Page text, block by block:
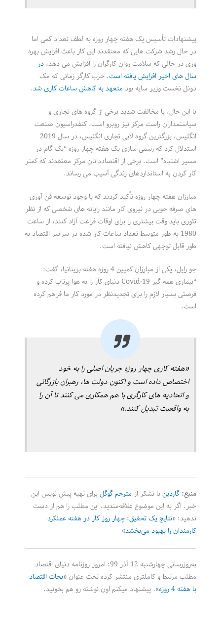
پیشنهادات تأسیس یک هفته چهار روزه به لطف تعداد کمی اما
در حال رشد شرکت هایی که معتقدند این کار باعث افزایش بهره
وری در حالی که سلامت روان کارگران را افزایش می دهد، در
سال های اخیر افزایش یافته است. حزب کارگر زمانی که مک
دونل نخست وزیر سایه بود متعهد به کاهش ساعات کاری شد.
با این حال، با مخالفت شدید برخی از گروه های تجاری و
سیاستمداران راست مرکز نیز روبرو است. کنفدراسیون صنعت
انگلیس، بزرگترین گروه لابی تجاری انگلیس، در سال 2019
استدلال کرد که رسمی سازی یک هفته چهار روزه “یک گام در
مسیر اشتباه” است. برخی از اقتصاددانان مرکز معتقدند که کمتر
کار کردن به استانداردهای زندگی آسیب می رساند.
مبارزان هفته چهار روزه تأکید کردند که با وجود توسعه فن آوری
های صرفه جویی در نیروی کار مانند رایانه های شخصی که از نظر
تئوری باید وقت بیشتری را برای اوقات فراغت آزاد کنند، از ساعت
1980 به طور متوسط ​​تعداد ساعات کار شده در سراسر اقتصاد به
طور قابل توجهی کاهش نیافته است.
جو رایل، یکی از مبارزان کمپین 4 روزه هفته بریتانیا، گفت:
“بیماری همه گیر Covid-19 دنیای کار را به هوا پرتاب کرده و
فرصتی بسیار لازم را برای تجدیدنظر در مورد کار ما فراهم کرده
است.
«هفته کاری چهار روزه جریان اصلی را به خود
اختصاص داده است و اکنون دولت ها، رهبران بازرگانی
و اتحادیه های کارگری با هم همکاری می کنند تا آن را
به واقعیت تبدیل کنند.»
منبع: گاردینبا تشکر از مترجم گوگلبرای تهیه پیش نویس این
خبر. اگر به این موضوع علاقه‌مندید، این مطلب را هم از دست
ندهید: «نتایج یک تحقیق: چهار روز کار در هفته عملکرد
کارمندان را بهبود می‌بخشد»
به‌روزرسانی چهارشنبه 12 آذر 99: امروز روزنامه دنیای اقتصاد
مطلب مرتبط و کاملتری منتشر کرده تحت عنوان «نجات اقتصاد
با هفته 4 روزه
». پیشنهاد میکنم اون نوشته رو هم بخونید.